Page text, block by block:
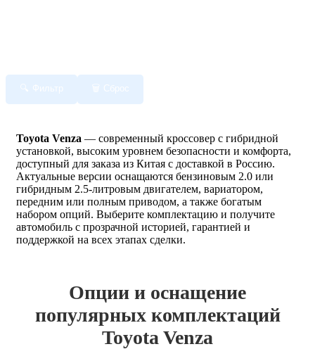
Фильтр Сброс
Toyota Venza — современный кроссовер с гибридной
установкой, высоким уровнем безопасности и комфорта,
доступный для заказа из Китая с доставкой в Россию.
Актуальные версии оснащаются бензиновым 2.0 или
гибридным 2.5-литровым двигателем, вариатором,
передним или полным приводом, а также богатым
набором опций. Выберите комплектацию и получите
автомобиль с прозрачной историей, гарантией и
поддержкой на всех этапах сделки.
Опции и оснащение
популярных комплектаций
Toyota Venza